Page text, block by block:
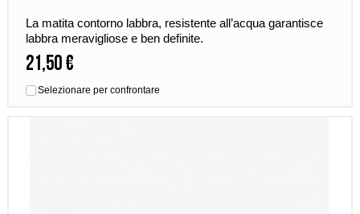
La matita contorno labbra, resistente all’acqua garantisce
labbra meravigliose e ben definite.
21,50 €
Selezionare per confrontare